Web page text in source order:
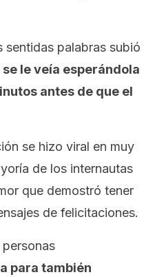
sentidas palabras subió
se le veía esperándola
antes de que el
se hizo viral en muy
de los internautas
que demostró tener
de felicitaciones.
para también